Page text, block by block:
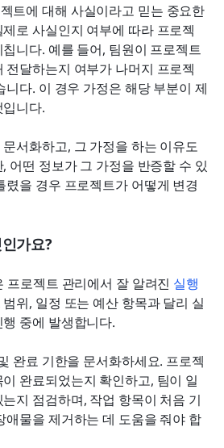
트에 대해 사실이라고 믿는 중요한
로 사실인지 여부에 따라 프로젝
니다. 예를 들어, 팀원이 프로젝트
전달하는지 여부가 나머지 프로젝
니다. 이 경우 가정은 해당 부분이 제
니다.
서화하고, 그 가정을 하는 이유도
어떤 정보가 그 가정을 반증할 수 있
렸을 경우 프로젝트가 어떻게 변경
가요?
프로젝트 관리에서 잘 알려진 실행
위, 일정 또는 예산 항목과 달리 실
중에 발생합니다.
완료 기한을 문서화하세요. 프로젝
완료되었는지 확인하고, 팀이 일
지 점검하며, 작업 항목이 처음 기
애물을 제거하는 데 도움을 줘야 합